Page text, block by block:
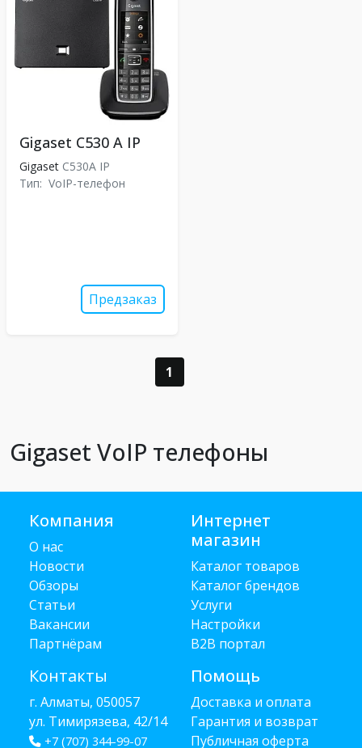
Gigaset C530 A IP
Gigaset C530A IP
Тип: VoIP-телефон
Предзаказ
1
Gigaset VoIP телефоны
Компания
О нас
Новости
Обзоры
Статьи
Вакансии
Партнёрам
Контакты
г. Алматы, 050057
ул. Тимирязева, 42/14
+7 (707) 344-99-07
Интернет
магазин
Каталог товаров
Каталог брендов
Услуги
Настройки
B2B портал
Помощь
Доставка и оплата
Гарантия и возврат
Публичная оферта